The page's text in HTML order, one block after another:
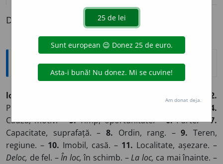
Definiția cu ID-ul 501909:
Etimologice
loc (l
2.
Populație; tîrg. –
4.
Cauză, motiv. –5.Timp, oportunitate. –6.Parte. –7.
Capacitate, suprafață. – 8. Ordin, rang. –9. Teren,
regiune. – 10. Imobil, casă. – 11. Localitate, așezare. –
Deloc, de fel. –În loc,în schimb. –La loc, ca mai înainte. –
Am donat deja.